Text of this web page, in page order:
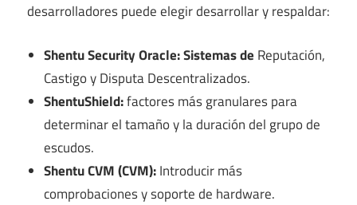
desarrolladores puede elegir desarrollar y respaldar:
Shentu Security Oracle: Sistemas de Reputación,
Castigo y Disputa Descentralizados.
ShentuShield:factores más granulares para
determinar el tamaño y la duración del grupo de
escudos.
Shentu CVM (CVM):Introducir más
comprobaciones y soporte de hardware.